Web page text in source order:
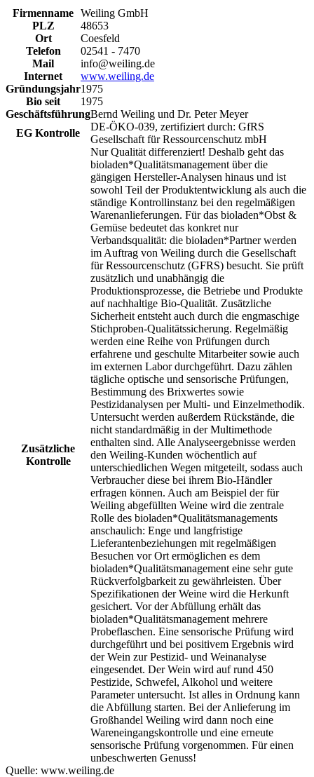
Firmenname Weiling GmbH
PLZ
48653
Ort
Coesfeld
Telefon
02541 - 7470
Mail
info@weiling.de
Internet
www.weiling.de
Gründungsjahr1975
Bio seit
1975
GeschäftsführungBernd Weiling und Dr. Peter Meyer
EG Kontrolle
DE-ÖKO-039, zertifiziert durch: GfRS
Gesellschaft für Ressourcenschutz mbH
Zusätzliche
Kontrolle
Nur Qualität differenziert! Deshalb geht das
bioladen*Qualitätsmanagement über die
gängigen Hersteller-Analysen hinaus und ist
sowohl Teil der Produktentwicklung als auch die
ständige Kontrollinstanz bei den regelmäßigen
Warenanlieferungen. Für das bioladen*Obst &
Gemüse bedeutet das konkret nur
Verbandsqualität: die bioladen*Partner werden
im Auftrag von Weiling durch die Gesellschaft
für Ressourcenschutz (GFRS) besucht. Sie prüft
zusätzlich und unabhängig die
Produktionsprozesse, die Betriebe und Produkte
auf nachhaltige Bio-Qualität. Zusätzliche
Sicherheit entsteht auch durch die engmaschige
Stichproben-Qualitätssicherung. Regelmäßig
werden eine Reihe von Prüfungen durch
erfahrene und geschulte Mitarbeiter sowie auch
im externen Labor durchgeführt. Dazu zählen
tägliche optische und sensorische Prüfungen,
Bestimmung des Brixwertes sowie
Pestizidanalysen per Multi- und Einzelmethodik.
Untersucht werden außerdem Rückstände, die
nicht standardmäßig in der Multimethode
enthalten sind. Alle Analyseergebnisse werden
den Weiling-Kunden wöchentlich auf
unterschiedlichen Wegen mitgeteilt, sodass auch
Verbraucher diese bei ihrem Bio-Händler
erfragen können. Auch am Beispiel der für
Weiling abgefüllten Weine wird die zentrale
Rolle des bioladen*Qualitätsmanagements
anschaulich: Enge und langfristige
Lieferantenbeziehungen mit regelmäßigen
Besuchen vor Ort ermöglichen es dem
bioladen*Qualitätsmanagement eine sehr gute
Rückverfolgbarkeit zu gewährleisten. Über
Spezifikationen der Weine wird die Herkunft
gesichert. Vor der Abfüllung erhält das
bioladen*Qualitätsmanagement mehrere
Probeflaschen. Eine sensorische Prüfung wird
durchgeführt und bei positivem Ergebnis wird
der Wein zur Pestizid- und Weinanalyse
eingesendet. Der Wein wird auf rund 450
Pestizide, Schwefel, Alkohol und weitere
Parameter untersucht. Ist alles in Ordnung kann
die Abfüllung starten. Bei der Anlieferung im
Großhandel Weiling wird dann noch eine
Wareneingangskontrolle und eine erneute
sensorische Prüfung vorgenommen. Für einen
unbeschwerten Genuss!
Quelle: www.weiling.de